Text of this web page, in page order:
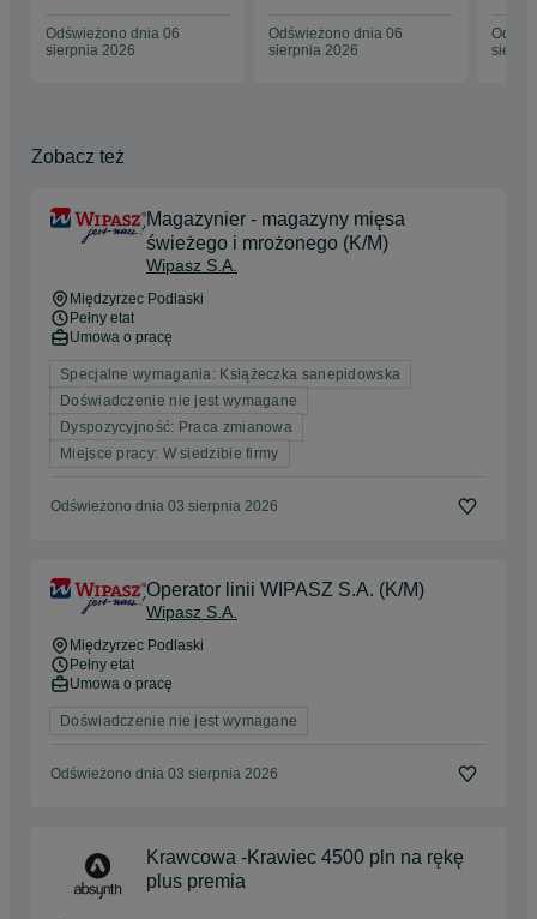
Odświeżono dnia 06
sierpnia 2026
Odświeżono dnia 06
sierpnia 2026
Zobacz też
Magazynier - magazyny mięsa
świeżego i mrożonego (K/M)
Wipasz S.A.
Międzyrzec Podlaski
Pełny etat
Umowa o pracę
Specjalne wymagania: Książeczka sanepidowska
Doświadczenie nie jest wymagane
Dyspozycyjność: Praca zmianowa
Miejsce pracy: W siedzibie firmy
Odświeżono dnia 03 sierpnia 2026
Operator linii WIPASZ S.A. (K/M)
Wipasz S.A.
Międzyrzec Podlaski
Pełny etat
Umowa o pracę
Doświadczenie nie jest wymagane
Odświeżono dnia 03 sierpnia 2026
Krawcowa -Krawiec 4500 pln na rękę
plus premia